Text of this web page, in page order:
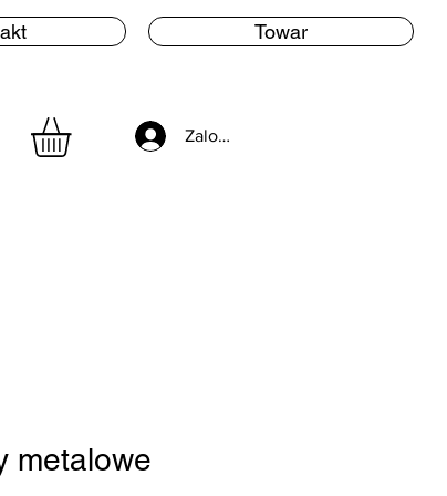
Towar
Zaloguj się
metalowe